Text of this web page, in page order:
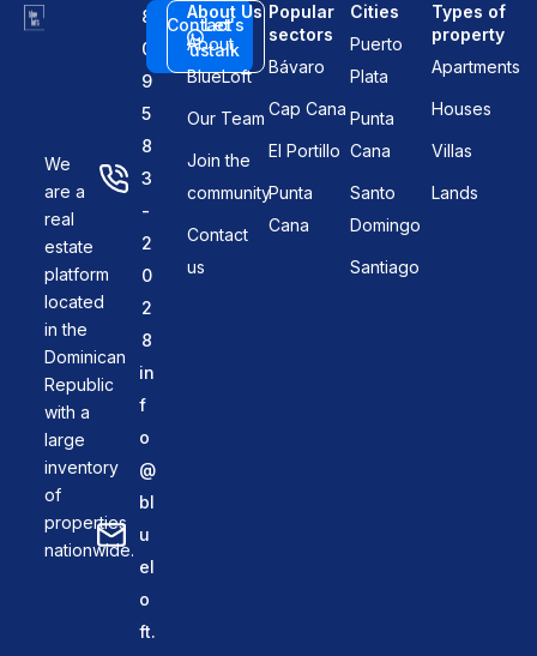
We
are a
real
estate
platform
located
in the
Dominican
Republic
with a
large
inventory
of
properties
nationwide.
8
0
9
5
8
3
-
2
0
2
8
in
f
o
@
bl
u
el
o
ft.
Contact
us
Let's
talk
About Us
About
BlueLoft
Our Team
Join the
community
Contact
us
Popular
sectors
Bávaro
Cap Cana
El Portillo
Punta
Cana
Cities
Puerto
Plata
Punta
Cana
Santo
Domingo
Santiago
Types of
property
Apartments
Houses
Villas
Lands